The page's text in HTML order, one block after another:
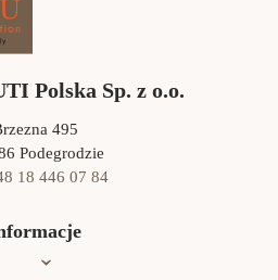
Polska Sp. z o.o.
495
Podegrodzie
18 446 07 84